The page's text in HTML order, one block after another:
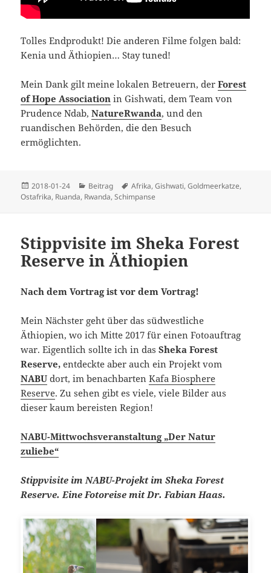
Tolles Endprodukt! Die anderen Filme folgen bald:
Kenia und Äthiopien… Stay tuned!
Mein Dank gilt meine lokalen Betreuern, derForest
of Hope Association in Gishwati, dem Team von
Prudence Ndab,NatureRwanda, und den
ruandischen Behörden, die den Besuch
ermöglichten.
Veröffentlicht
am
2018-01-24 Kategorien
Beitrag Schlagwörter
Afrika,Gishwati,Goldmeerkatze,
Ostafrika, Ruanda, Rwanda,Schimpanse
Stippvisite im Sheka Forest
Reserve in Äthiopien
Nach dem Vortrag ist vor dem Vortrag!
Mein Nächster geht über das südwestliche
Äthiopien, wo ich Mitte 2017 für einen Fotoauftrag
war. Eigentlich sollte ich in dasSheka Forest
Reserve, entdeckte aber auch ein Projekt vom
NABU dort, im benachbartenKafa Biosphere
Reserve. Zu sehen gibt es viele, viele Bilder aus
dieser kaum bereisten Region!
NABU-Mittwochsveranstaltung „Der Natur
zuliebe“
Stippvisite im NABU-Projekt im Sheka Forest
Reserve. Eine Fotoreise mit Dr. Fabian Haas.